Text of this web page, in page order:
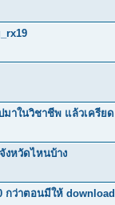
มาในวิชาชีพ แล้วเครียด
งหวัดไหนบ้าง
กว่าตอนมีให้ download